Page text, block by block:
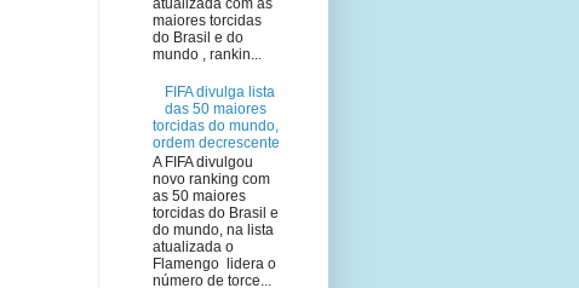
atualizada com as
maiores torcidas
do Brasil e do
mundo , rankin...
FIFA divulga lista
das 50 maiores
torcidas do mundo,
ordem decrescente
A FIFA divulgou
novo ranking com
as 50 maiores
torcidas do Brasil e
do mundo, na lista
atualizada o
Flamengo lidera o
número de torce...